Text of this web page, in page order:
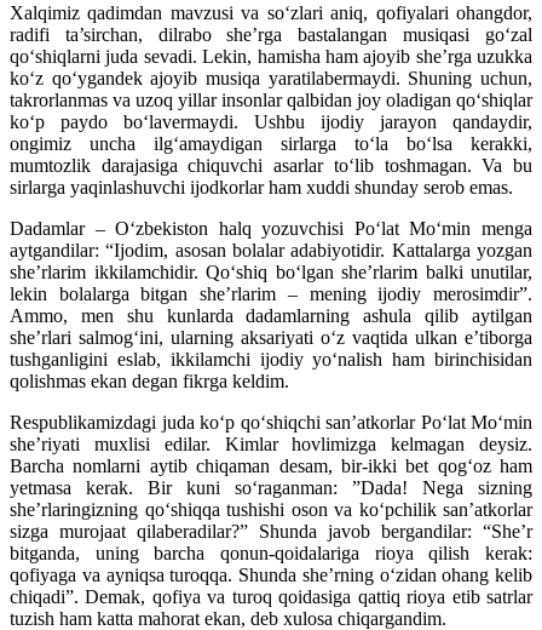
Xalqimiz qadimdan mavzusi va so‘zlari aniq, qofiyalari ohangdor,
radifi ta’sirchan, dilrabo she’rga bastalangan musiqasi go‘zal
qo‘shiqlarni juda sevadi. Lekin, hamisha ham ajoyib she’rga uzukka
ko‘z qo‘ygandek ajoyib musiqa yaratilabermaydi. Shuning uchun,
takrorlanmas va uzoq yillar insonlar qalbidan joy oladigan qo‘shiqlar
ko‘p paydo bo‘lavermaydi. Ushbu ijodiy jarayon qandaydir,
ongimiz uncha ilg‘amaydigan sirlarga to‘la bo‘lsa kerakki,
mumtozlik darajasiga chiquvchi asarlar to‘lib toshmagan. Va bu
sirlarga yaqinlashuvchi ijodkorlar ham xuddi shunday serob emas.
Dadamlar – O‘zbekiston halq yozuvchisi Po‘lat Mo‘min menga
aytgandilar: “Ijodim, asosan bolalar adabiyotidir. Kattalarga yozgan
she’rlarim ikkilamchidir. Qo‘shiq bo‘lgan she’rlarim balki unutilar,
lekin bolalarga bitgan she’rlarim – mening ijodiy merosimdir”.
Ammo, men shu kunlarda dadamlarning ashula qilib aytilgan
she’rlari salmog‘ini, ularning aksariyati o‘z vaqtida ulkan e’tiborga
tushganligini eslab, ikkilamchi ijodiy yo‘nalish ham birinchisidan
qolishmas ekan degan fikrga keldim.
Respublikamizdagi juda ko‘p qo‘shiqchi san’atkorlar Po‘lat Mo‘min
she’riyati muxlisi edilar. Kimlar hovlimizga kelmagan deysiz.
Barcha nomlarni aytib chiqaman desam, bir-ikki bet qog‘oz ham
yetmasa kerak. Bir kuni so‘raganman: ”Dada! Nega sizning
she’rlaringizning qo‘shiqqa tushishi oson va ko‘pchilik san’atkorlar
sizga murojaat qilaberadilar?” Shunda javob bergandilar: “She’r
bitganda, uning barcha qonun-qoidalariga rioya qilish kerak:
qofiyaga va ayniqsa turoqqa. Shunda she’rning o‘zidan ohang kelib
chiqadi”. Demak, qofiya va turoq qoidasiga qattiq rioya etib satrlar
tuzish ham katta mahorat ekan, deb xulosa chiqargandim.